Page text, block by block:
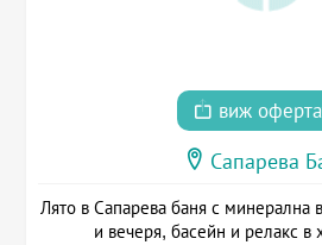
виж
Сапарева
Лято в Сапарева баня с минерална
и вечеря, басейн и релакс в